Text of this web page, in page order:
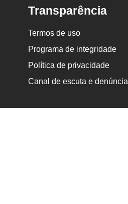
Transparência
Termos de uso
Programa de integridade
Política de privacidade
Canal de escuta e denúncia